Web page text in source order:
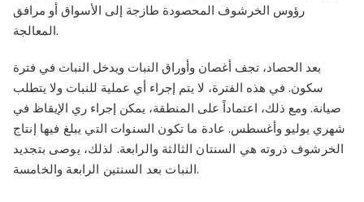
رؤوس الخرشوف المحصودة طازجة إلى الأسواق أو مرافق
المعالجة.
بعد الحصاد، تجف أغصان وأوراق النبات ويدخل النبات في فترة
سكون. في هذه الفترة، لا يتم إجراء أي عملية للنبات ولا يتطلب
صيانة. ومع ذلك، اعتماداً على المنطقة، يمكن إجراء ري الإيقاظ في
شهري يوليو وأغسطس. عادة ما تكون السنوات التي يبلغ فيها إنتاج
الخرشوف ذروته هي السنتان الثالثة والرابعة. لذلك، يوصى بتجديد
النبات بعد السنتين الرابعة والخامسة.